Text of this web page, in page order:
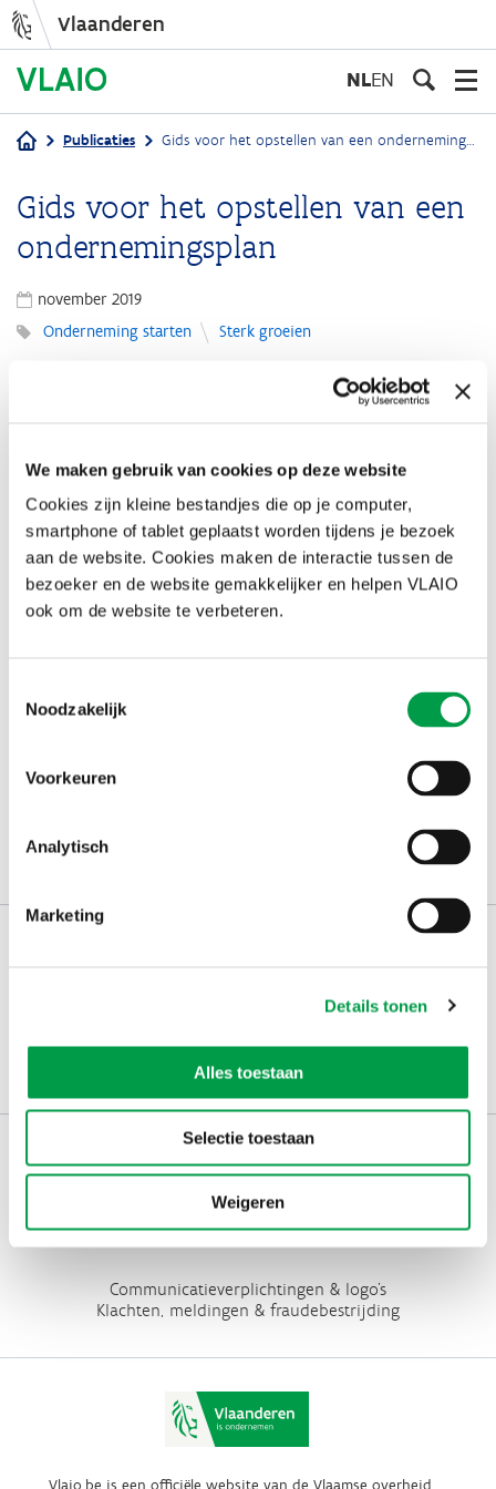
We maken gebruik van cookies op deze website
Cookies zijn kleine bestandjes die op je computer,
smartphone of tablet geplaatst worden tijdens je bezoek
aan de website. Cookies maken de interactie tussen de
bezoeker en de website gemakkelijker en helpen VLAIO
ook om de website te verbeteren.
Noodzakelijk
Voorkeuren
Analytisch
Marketing
Details tonen
Alles toestaan
Selectie toestaan
Weigeren
inhoud
Vlaanderen
NLEN
Publicaties Gids voor het opstellen van een ondernemingsplan
Gids voor het opstellen van een
ondernemingsplan
november 2019
Onderneming starten
Sterk groeien
Elke onderneming die met een nieuwe activiteit start moet over
een ondernemingsplan/businessplan beschikken. Deze brochure is
Inhoud
Inleiding
Samenvatting
Historiek van je onderneming
Management, organisatie en personeel
Financieel plan
Download publicatie
ontvangen in je mailbox
Schrijf je nu in
Werken bij VLAIO
Studies
VLAIO AWARDS
Contact
Communicatieverplichtingen & logo's
Klachten, meldingen & fraudebestrijding
Vlaio.be is een officiële website van de Vlaamse overheid